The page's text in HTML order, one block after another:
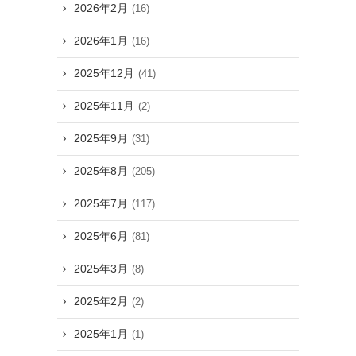
2026年2月 (16)
2026年1月 (16)
2025年12月 (41)
2025年11月 (2)
2025年9月 (31)
2025年8月 (205)
2025年7月 (117)
2025年6月 (81)
2025年3月 (8)
2025年2月 (2)
2025年1月 (1)